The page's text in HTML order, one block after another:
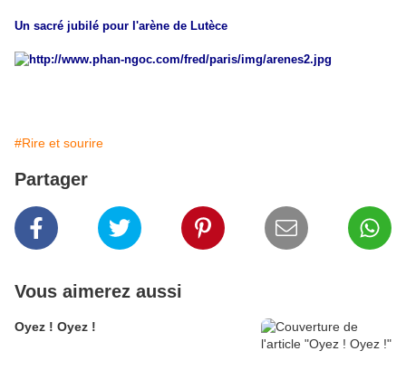
Un sacré jubilé pour l'arène de Lutèce
#Rire et sourire
Partager
Vous aimerez aussi
Oyez ! Oyez !